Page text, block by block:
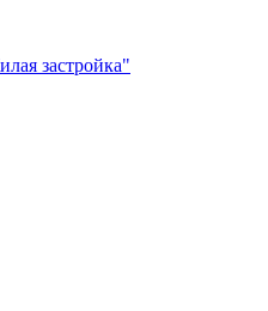
застройка"